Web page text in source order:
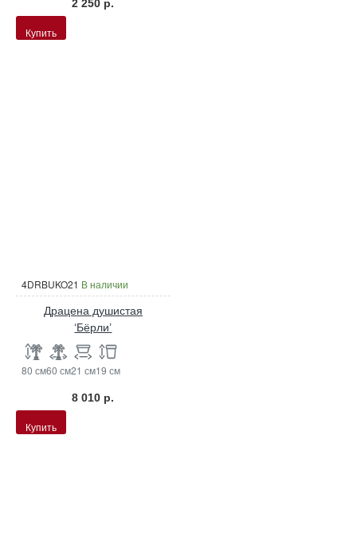
2 250 р.
Купить
4DRBUKO21 В наличии
Драцена душистая
‘Бёрли’
80 см60 см21 см19 см
8 010 р.
Купить